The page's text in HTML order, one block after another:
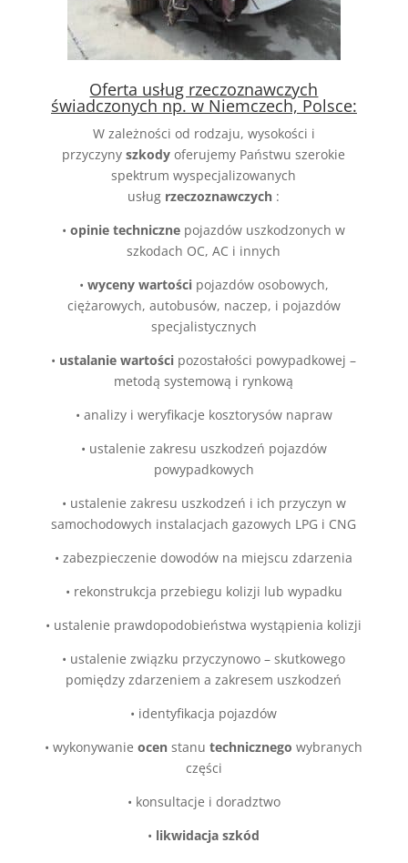
Oferta usług rzeczoznawczych
świadczonych np. w Niemczech, Polsce:
W zależności od rodzaju, wysokości i
przyczynyszkody oferujemy Państwu szerokie
spektrum wyspecjalizowanych
usług rzeczoznawczych :
•opinie techniczne pojazdów uszkodzonych w
szkodach OC, AC i innych
• wyceny wartościpojazdów osobowych,
ciężarowych, autobusów, naczep, i pojazdów
specjalistycznych
• ustalanie wartości pozostałości powypadkowej –
metodą systemową i rynkową
• analizy i weryfikacje kosztorysów napraw
• ustalenie zakresu uszkodzeń pojazdów
powypadkowych
• ustalenie zakresu uszkodzeń i ich przyczyn w
samochodowych instalacjach gazowych LPG i CNG
•zabezpieczenie dowodów na miejscu zdarzenia
• rekonstrukcja przebiegu kolizji lub wypadku
• ustalenie prawdopodobieństwa wystąpienia kolizji
• ustalenie związku przyczynowo – skutkowego
pomiędzy zdarzeniem a zakresem uszkodzeń
• identyfikacja pojazdów
•wykonywanieocen stanutechnicznego wybranych
części
• konsultacje i doradztwo
• likwidacja szkód